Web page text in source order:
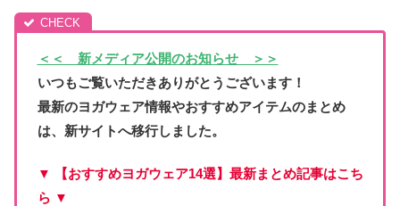
＜＜ 新メディア公開のお知らせ ＞＞
いつもご覧いただきありがとうございます！
最新のヨガウェア情報やおすすめアイテムのまとめ
は、新サイトへ移行しました。
▼ 【おすすめヨガウェア14選】最新まとめ記事はこち
ら ▼